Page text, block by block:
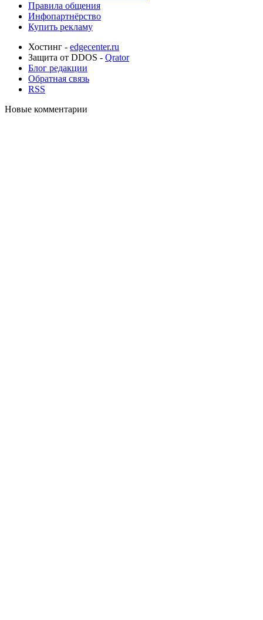
Правила общения
Инфопартнёрство
Купить рекламу
Хостинг - edgecenter.ru
Защита от DDOS - Qrator
Блог редакции
Обратная связь
RSS
Новые комментарии